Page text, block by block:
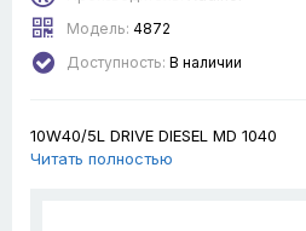
Модель: 4872
Доступность: В наличии
10W40/5L DRIVE DIESEL MD 1040
Читать полностью